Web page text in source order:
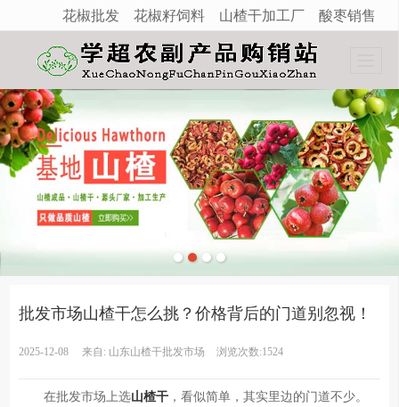
很遗憾，因您的浏览器版本过低导致无法获得最佳浏览体验，推荐下载安装谷歌浏览器！
花椒批发 花椒籽饲料 山楂干加工厂 酸枣销售
批发市场山楂干怎么挑？价格背后的门道别忽视！
2025-12-08 来自: 山东山楂干批发市场 浏览次数:1524
在批发市场上选山楂干 ，看似简单，其实里边的门道不少。